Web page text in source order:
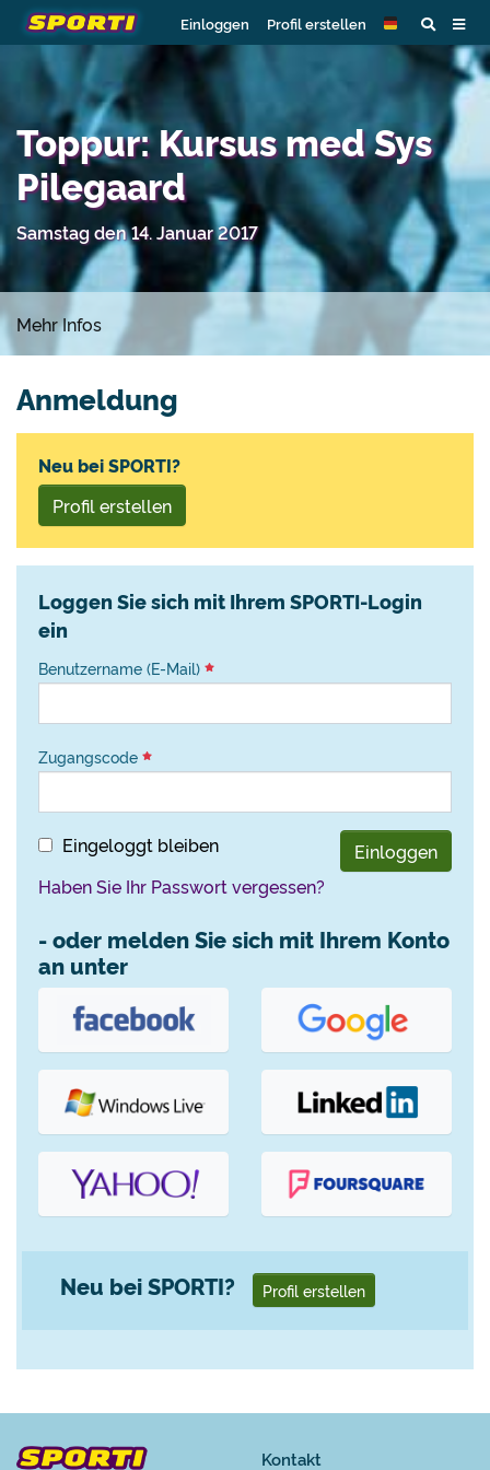
Einloggen Profil erstellen
Toppur: Kursus med Sys
Pilegaard
Samstag den 14. Januar 2017
Mehr Infos
Anmeldung
Neu bei SPORTI?
Profil erstellen
Loggen Sie sich mit Ihrem SPORTI-Login
ein
Benutzername (E-Mail)
Zugangscode
Eingeloggt bleiben
Einloggen
Haben Sie Ihr Passwort vergessen?
- oder melden Sie sich mit Ihrem Konto
an unter
Neu bei SPORTI? Profil erstellen
Kontakt